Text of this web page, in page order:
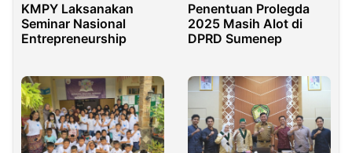
KMPY Laksanakan
Seminar Nasional
Entrepreneurship
Penentuan Prolegda
2025 Masih Alot di
DPRD Sumenep